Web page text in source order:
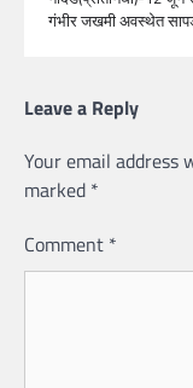
गंभीर जखमी अवस्थेत
Leave a Reply
Your email address
marked *
Comment *